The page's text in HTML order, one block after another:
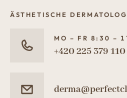
ÄSTHETISCHE
MO – FR 8:30 –
+420 225 379 110